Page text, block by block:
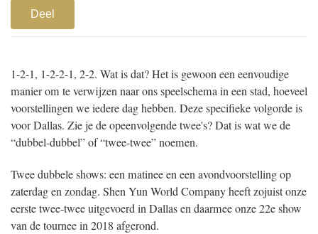
Deel
1-2-1, 1-2-2-1, 2-2. Wat is dat? Het is gewoon een eenvoudige
manier om te verwijzen naar ons speelschema in een stad, hoeveel
voorstellingen we iedere dag hebben. Deze specifieke volgorde is
voor Dallas. Zie je de opeenvolgende twee's? Dat is wat we de
“dubbel-dubbel” of “twee-twee” noemen.
Twee dubbele shows: een matinee en een avondvoorstelling op
zaterdag en zondag. Shen Yun World Company heeft zojuist onze
eerste twee-twee uitgevoerd in Dallas en daarmee onze 22e show
van de tournee in 2018 afgerond.